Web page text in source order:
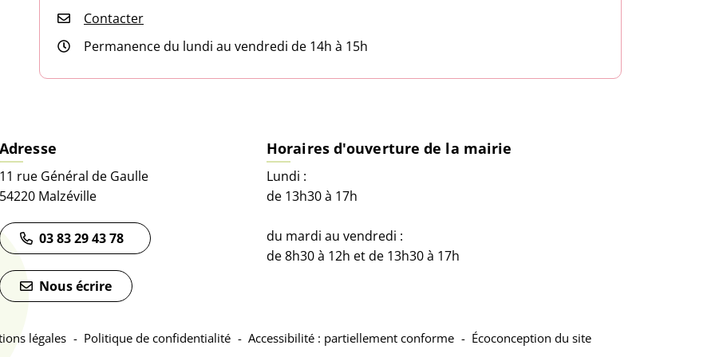
Contacter
Permanence du lundi au vendredi de 14h à 15h
onglet)
Adresse
11 rue Général de Gaulle
54220 Malzéville
03 83 29 43 78
Nous écrire
Horaires d'ouverture de la mairie
Lundi :
de 13h30 à 17h
du mardi au vendredi :
de 8h30 à 12h et de 13h30 à 17h
légales Politique de confidentialité Accessibilité : partiellement conforme Écoconception du site